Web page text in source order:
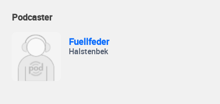
Podcaster
Fuellfeder
Halstenbek